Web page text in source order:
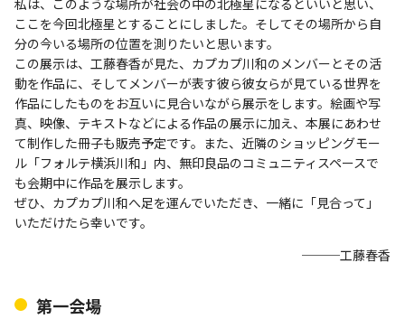
私は、このような場所が社会の中の北極星になるといいと思い、
ここを今回北極星とすることにしました。そしてその場所から自
分の今いる場所の位置を測りたいと思います。
この展示は、工藤春香が見た、カプカプ川和のメンバーとその活
動を作品に、そしてメンバーが表す彼ら彼女らが見ている世界を
作品にしたものをお互いに見合いながら展示をします。絵画や写
真、映像、テキストなどによる作品の展示に加え、本展にあわせ
て制作した冊子も販売予定です。また、近隣のショッピングモー
ル「フォルテ横浜川和」内、無印良品のコミュニティスペースで
も会期中に作品を展示します。
ぜひ、カプカプ川和へ足を運んでいただき、一緒に「見合って」
いただけたら幸いです。
───工藤春香
第一会場